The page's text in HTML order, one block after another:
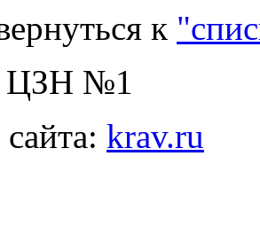
к
№1
krav.ru